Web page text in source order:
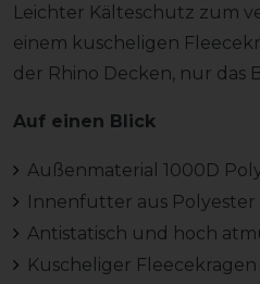
Leichter Kälteschutz zum
einem kuscheligen
der Rhino Decken, nur das
Auf einen Blick
Außenmaterial 1000D
Innenfutter aus Polyester
Antistatisch und hoch
Kuscheliger Fleecekragen